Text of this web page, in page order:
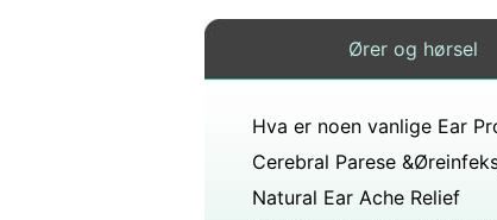
Ører og hørsel
Hva er noen vanlige Ear
Cerebral Parese
Natural Ear Ache Relief